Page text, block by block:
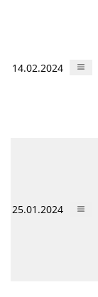
14.02.2024
25.01.2024